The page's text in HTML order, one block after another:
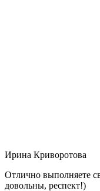
Ирина Криворотова
Отлично выполняете
довольны, респект!)